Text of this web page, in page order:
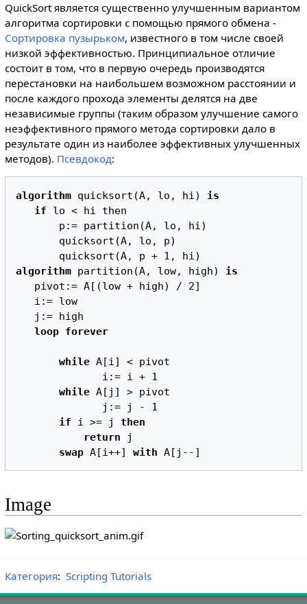
QuickSort является существенно улучшенным вариантом
алгоритма сортировки с помощью прямого обмена -
Сортировка пузырьком, известного в том числе своей
низкой эффективностью. Принципиальное отличие
состоит в том, что в первую очередь производятся
перестановки на наибольшем возможном расстоянии и
после каждого прохода элементы делятся на две
независимые группы (таким образом улучшение самого
неэффективного прямого метода сортировки дало в
результате один из наиболее эффективных улучшенных
методов). Псевдокод:
algorithm quicksort(A, lo, hi) is
if lo < hi then
algorithm partition(A, low, high) is
loop forever
while A[i] < pivot
while A[j] > pivot
if i >= j then
return j
swap A[i++] with
Image
Категория: Scripting Tutorials